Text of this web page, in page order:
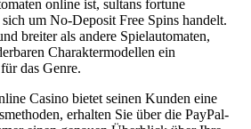
online ist, sultans fortune
um No-Deposit Free Spins handelt.
breiter als andere Spielautomaten,
Charaktermodellen ein
das Genre.
Casino bietet seinen Kunden eine
erhalten Sie über die PayPal-